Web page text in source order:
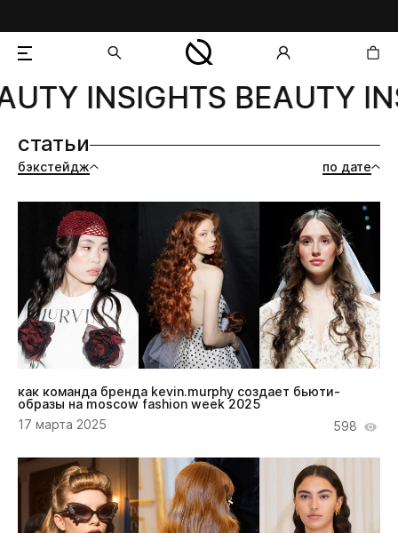
добавлен в корзину
INSIGHTS BEAUTY
бэкстейдж
статьи
по дате
как команда бренда kevin.murphy создает бьюти-
образы на moscow fashion week 2025
17 марта 2025
598